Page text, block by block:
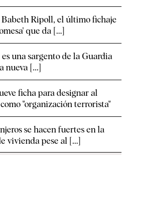
Babeth Ripoll, el último fichaje
que da [...]
es una sargento de la Guardia
nueva [...]
ficha para designar al
"organización terrorista"
se hacen fuertes en la
vivienda pese al [...]